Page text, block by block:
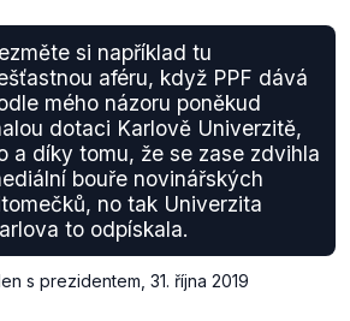
si například tu
aféru, když PPF dává
mého názoru poněkud
dotaci Karlově Univerzitě,
a díky tomu, že se zase zdvihla
bouře novinářských
no tak Univerzita
to odpískala.
s prezidentem 31. října 2019